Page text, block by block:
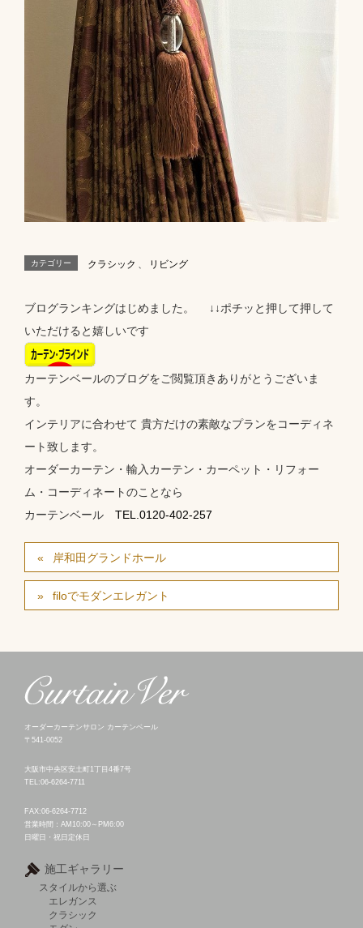
カテゴリー クラシック 、 リビング
ブログランキングはじめました。 ↓↓ポチッと押して押して
いただけると嬉しいです
カーテンベールのブログをご閲覧頂きありがとうございま
す。
インテリアに合わせて 貴方だけの素敵なプランをコーディネ
ート致します。
オーダーカーテン・輸入カーテン・カーペット・リフォー
ム・コーディネートのことなら
カーテンベール TEL.0120-402-257
岸和田グランドホール
filoでモダンエレガント
オーダーカーテンサロン カーテンベール
〒541-0052
大阪市中央区安土町1丁目4番7号
TEL:06-6264-7711
FAX:06-6264-7712
営業時間：AM10:00～PM6:00
日曜日・祝日定休日
施工ギャラリー
スタイルから選ぶ
エレガンス
クラシック